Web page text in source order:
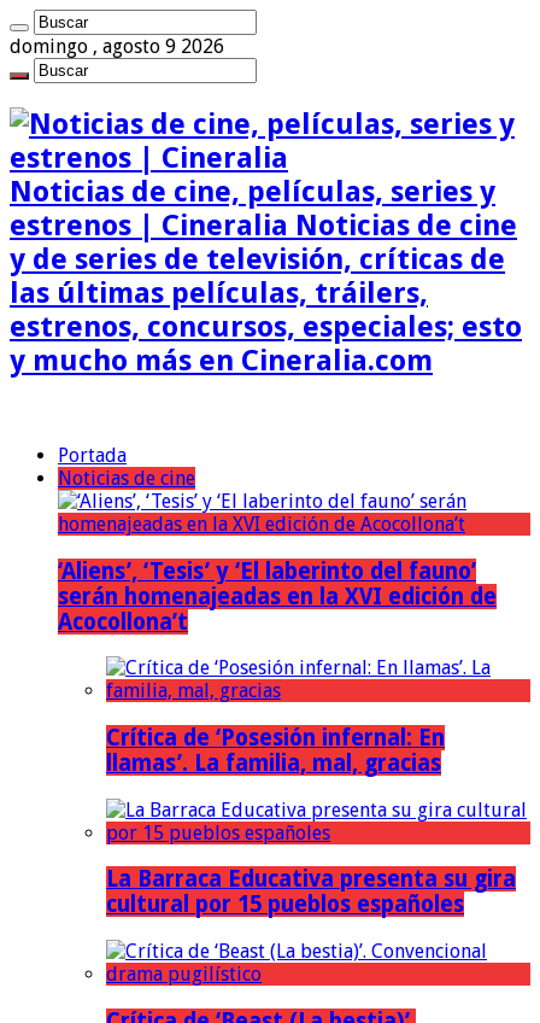
domingo , agosto 9 2026
Noticias de cine, películas, series y
estrenos | Cineralia Noticias de cine
y de series de televisión, críticas de
las últimas películas, tráilers,
estrenos, concursos, especiales; esto
y mucho más en Cineralia.com
Portada
Noticias de cine
‘Aliens’, ‘Tesis’ y ‘El laberinto del fauno’
serán homenajeadas en la XVI edición de
Acocollona’t
Crítica de ‘Posesión infernal: En
llamas’. La familia, mal, gracias
La Barraca Educativa presenta su gira
cultural por 15 pueblos españoles